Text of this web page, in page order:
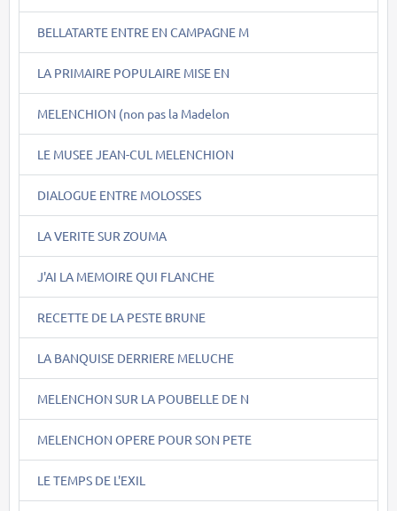
BELLATARTE ENTRE EN CAMPAGNE M
LA PRIMAIRE POPULAIRE MISE EN
MELENCHION (non pas la Madelon
LE MUSEE JEAN-CUL MELENCHION
DIALOGUE ENTRE MOLOSSES
LA VERITE SUR ZOUMA
J'AI LA MEMOIRE QUI FLANCHE
RECETTE DE LA PESTE BRUNE
LA BANQUISE DERRIERE MELUCHE
MELENCHON SUR LA POUBELLE DE N
MELENCHON OPERE POUR SON PETE
LE TEMPS DE L'EXIL